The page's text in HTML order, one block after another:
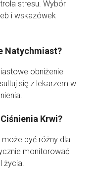
stresu. Wybór
i wskazówek
Natychmiast?
obniżenie
się z lekarzem w
Krwi?
może być różny dla
monitorować
życia.